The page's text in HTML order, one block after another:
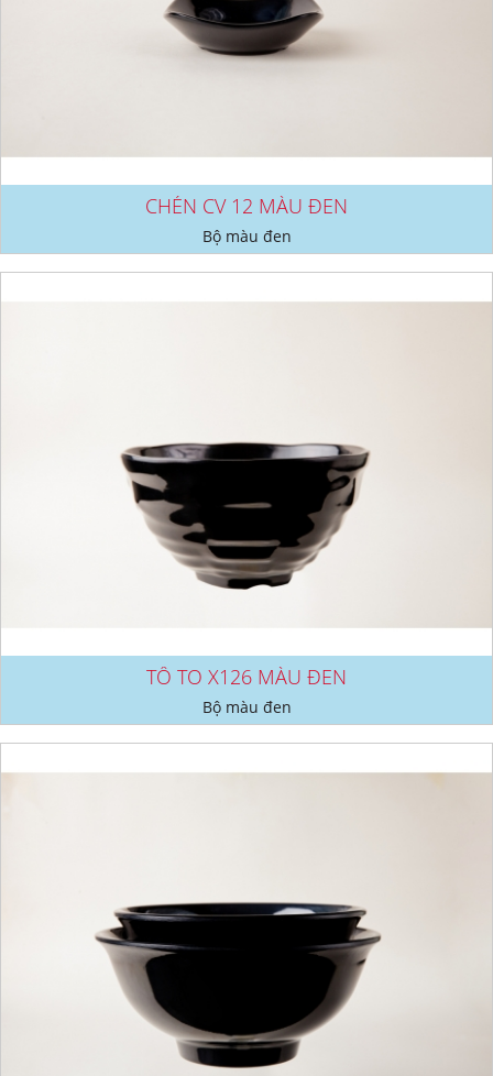
CHÉN CV 12 MÀU ĐEN
Bộ màu đen
TÔ TO X126 MÀU ĐEN
Bộ màu đen